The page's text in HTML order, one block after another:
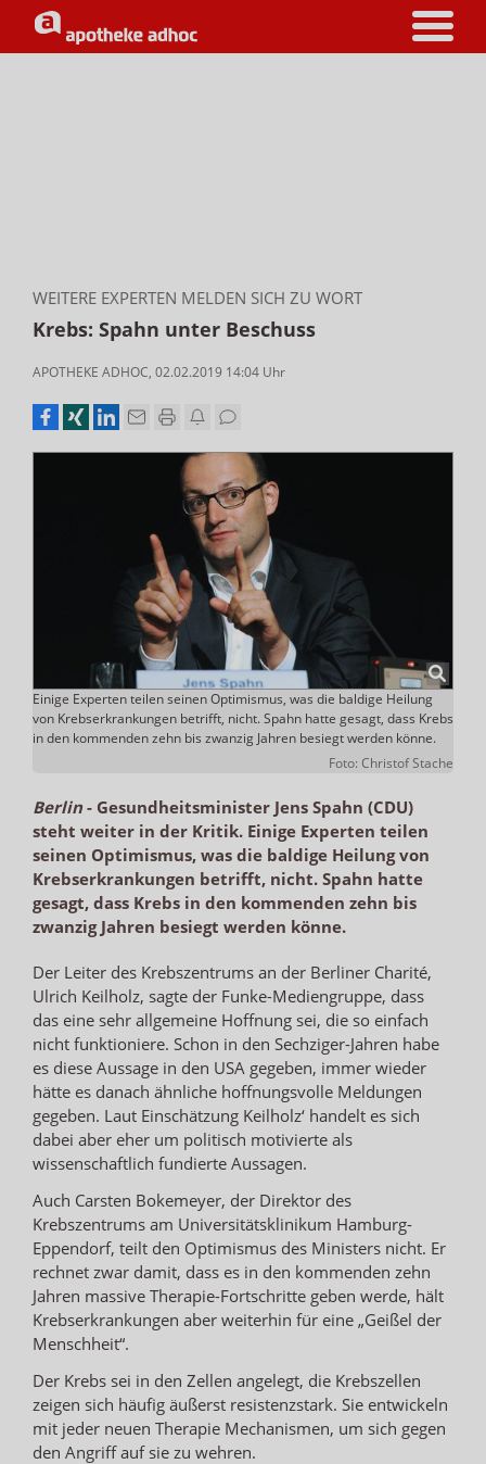
WEITERE EXPERTEN MELDEN SICH ZU WORT
Krebs: Spahn unter Beschuss
APOTHEKE ADHOC, 02.02.2019 14:04 Uhr
Einige Experten teilen seinen Optimismus, was die baldige Heilung
von Krebserkrankungen betrifft, nicht. Spahn hatte gesagt, dass Krebs
in den kommenden zehn bis zwanzig Jahren besiegt werden könne.
Foto: Christof Stache
Berlin- Gesundheitsminister Jens Spahn (CDU)
steht weiter in der Kritik. Einige Experten teilen
seinen Optimismus, was die baldige Heilung von
Krebserkrankungen betrifft, nicht. Spahn hatte
gesagt, dass Krebs in den kommenden zehn bis
zwanzig Jahren besiegt werden könne.
Der Leiter des Krebszentrums an der Berliner Charité,
Ulrich Keilholz, sagte der Funke-Mediengruppe, dass
das eine sehr allgemeine Hoffnung sei, die so einfach
nicht funktioniere. Schon in den Sechziger-Jahren habe
es diese Aussage in den USA gegeben, immer wieder
hätte es danach ähnliche hoffnungsvolle Meldungen
gegeben. Laut Einschätzung Keilholz‘ handelt es sich
dabei aber eher um politisch motivierte als
wissenschaftlich fundierte Aussagen.
Auch Carsten Bokemeyer, der Direktor des
Krebszentrums am Universitätsklinikum Hamburg-
Eppendorf, teilt den Optimismus des Ministers nicht. Er
rechnet zwar damit, dass es in den kommenden zehn
Jahren massive Therapie-Fortschritte geben werde, hält
Krebserkrankungen aber weiterhin für eine „Geißel der
Menschheit“.
Der Krebs sei in den Zellen angelegt, die Krebszellen
zeigen sich häufig äußerst resistenzstark. Sie entwickeln
mit jeder neuen Therapie Mechanismen, um sich gegen
den Angriff auf sie zu wehren.